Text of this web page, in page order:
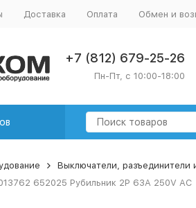
Доставка Оплата Обмен и
+7 (812) 679-25-26
Пн-Пт, с 10:00-18:00
Выключатели, разъединители
652025 Рубильник 2P 63A 250V AC